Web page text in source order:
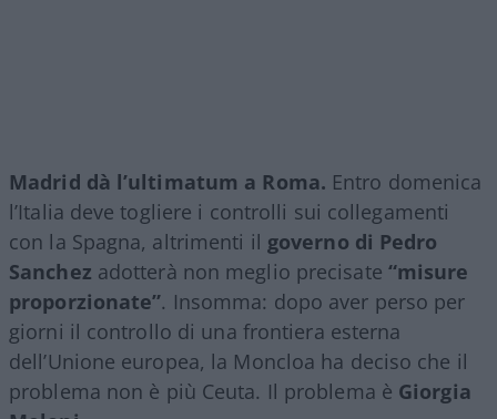
Madrid dà l’ultimatum a Roma. Entro domenica
l’Italia deve togliere i controlli sui collegamenti
con la Spagna, altrimenti il governo di Pedro
Sanchez adotterà non meglio precisate “misure
proporzionate”. Insomma: dopo aver perso per
giorni il controllo di una frontiera esterna
dell’Unione europea, la Moncloa ha deciso che il
problema non è più Ceuta. Il problema è Giorgia